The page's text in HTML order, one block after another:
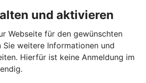
und aktivieren
Webseite für den gewünschten
weitere Informationen und
Hierfür ist keine Anmeldung im